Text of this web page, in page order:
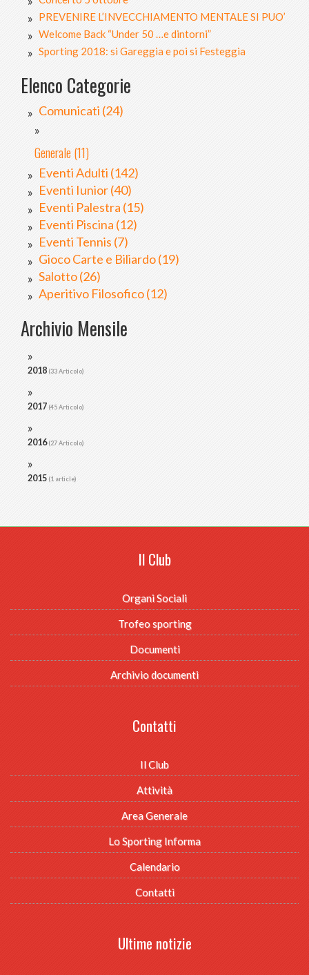
PREVENIRE L’INVECCHIAMENTO MENTALE SI PUO’
Welcome Back “Under 50 …e dintorni”
Sporting 2018: si Gareggia e poi si Festeggia
Elenco Categorie
Comunicati (24)
Generale (11)
Eventi Adulti (142)
Eventi Iunior (40)
Eventi Palestra (15)
Eventi Piscina (12)
Eventi Tennis (7)
Gioco Carte e Biliardo (19)
Salotto (26)
Aperitivo Filosofico (12)
Archivio Mensile
2018 (33 Articolo)
2017 (45 Articolo)
2016(27 Articolo)
2015 (1 article)
Il Club
Organi Sociali
Trofeo sporting
Documenti
Archivio documenti
Contatti
Il Club
Attività
Area Generale
Lo Sporting Informa
Calendario
Contatti
Ultime notizie